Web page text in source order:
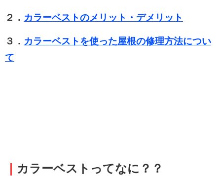
２． カラーベストのメリット・デメリット
３． カラーベストを使った屋根の修理方法につい
て
カラーベストってなに？？